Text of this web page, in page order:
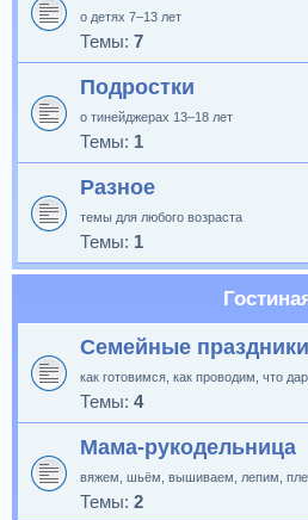
о детях 7–13 лет
Темы: 7
Подростки
о тинейджерах 13–18 лет
Темы: 1
Разное
темы для любого возраста
Темы: 1
Семейные праздники
как готовимся, как проводим, что
Темы: 4
Мама-рукодельница
вяжем, шьём, вышиваем, лепим,
Темы: 2